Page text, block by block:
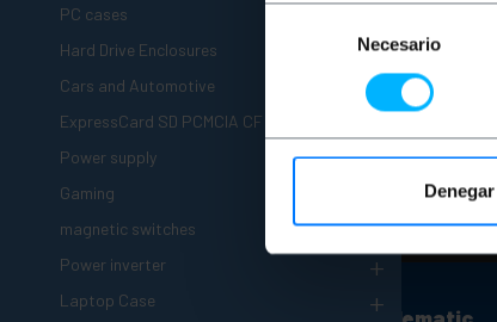
consentimiento
Necesario
Denegar
PC cases
Hard Drive Enclosures
+
Cars and Automotive +
ExpressCard SD PCMCIA CF +
Power supply +
Gaming
magnetic switches
Power inverter
+
Laptop Case
+